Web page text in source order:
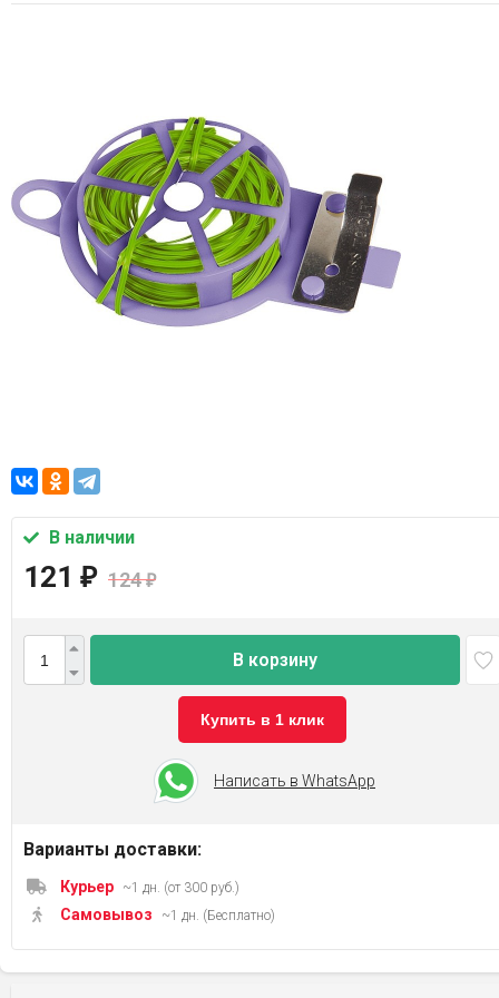
В наличии
121 ₽ 124₽
В корзину
Купить в 1 клик
Написать в WhatsApp
Варианты доставки:
Курьер ~1 дн. (от 300 руб.)
Самовывоз ~1 дн. (Бесплатно)